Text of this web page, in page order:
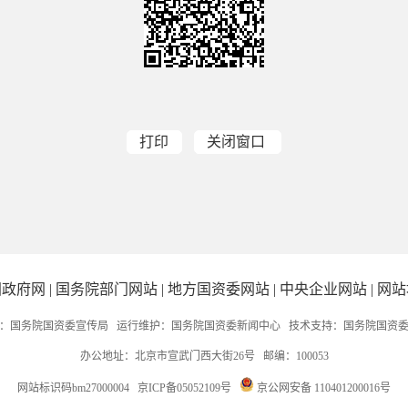
打印 关闭窗口